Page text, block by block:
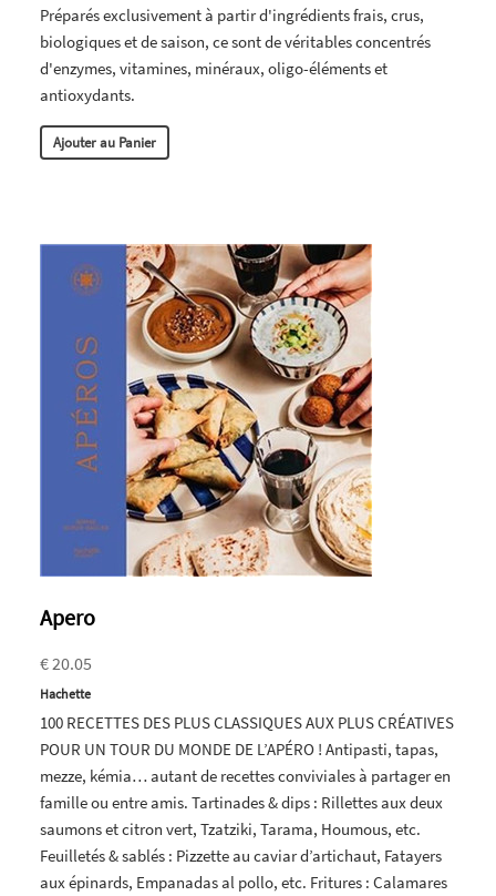
Préparés exclusivement à partir d'ingrédients frais, crus,
biologiques et de saison, ce sont de véritables concentrés
d'enzymes, vitamines, minéraux, oligo-éléments et
antioxydants.
Ajouter au Panier
Apero
€ 20.05
Hachette
100 RECETTES DES PLUS CLASSIQUES AUX PLUS CRÉATIVES
POUR UN TOUR DU MONDE DE L’APÉRO ! Antipasti, tapas,
mezze, kémia… autant de recettes conviviales à partager en
famille ou entre amis. Tartinades & dips : Rillettes aux deux
saumons et citron vert, Tzatziki, Tarama, Houmous, etc.
Feuilletés & sablés : Pizzette au caviar d’artichaut, Fatayers
aux épinards, Empanadas al pollo, etc. Fritures : Calamares